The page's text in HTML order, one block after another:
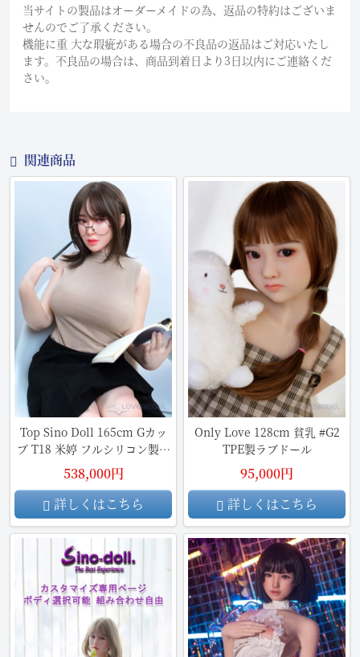
当サイトの製品はオーダーメイドの為、返品の特約はございま
せんのでご了承ください。
機能に重 大な瑕疵がある場合の不良品の返品はご対応いたし
ます。不良品の場合は、商品到着日より3日以内にご連絡くだ
さい。
関連商品
Top Sino Doll 165cm Gカッ
プ T18 米婷 フルシリコン製ラ
ブドール
538,000円
詳しくはこちら
Only Love 128cm 貧乳 #G2
TPE製ラブドール
95,000円
詳しくはこちら